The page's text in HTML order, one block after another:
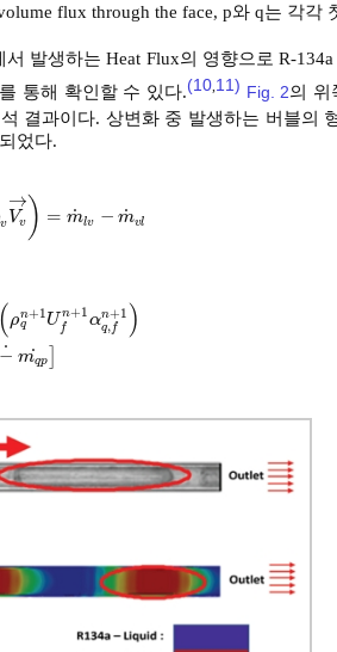
flux through the face, p와 q는 각각
발생하는 Heat Flux의 영향으로 R-
를 통해 확인할 수 있다.(10,11) Fig. 2의 위
결과이다. 상변화 중 발생하는 버블의
었다.
v Vv
→ ) = m
˙ lv − m
˙ vl
vV v→= m˙lv-m˙vl
(ρn+1
q U n+1
f αn+1
q, f )
−
˙ mqp
˙
n∆ tV Σf +1 Uf